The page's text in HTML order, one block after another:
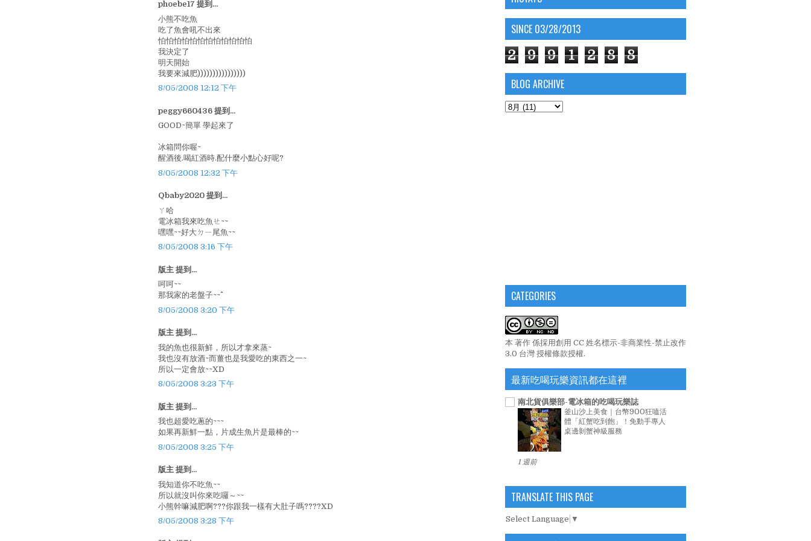
phoebe17 提到...
小熊不吃魚
吃了魚會吼不出來
怕怕怕怕怕怕怕怕怕怕怕怕
我決定了
明天開始
我要來減肥))))))))))))))))
8/05/2008 12:12 下午
peggy660436 提到...
GOOD~簡單 學起來了
冰箱問你喔~
醒酒後.喝紅酒時.配什麼小點心好呢?
8/05/2008 12:32 下午
Qbaby2020 提到...
ㄚ哈
電冰箱我來吃魚ㄝ~~
嘿嘿~~好大ㄉㄧ尾魚~~
8/05/2008 3:16 下午
版主 提到...
呵呵~~
那我家的老盤子~~^^
8/05/2008 3:20 下午
版主 提到...
我的魚也很新鮮，所以才拿來蒸~
我也沒有放酒~而薑也是我愛吃的東西之一~
所以一定會放~~XD
8/05/2008 3:23 下午
版主 提到...
我也超愛吃蔥的~~~
如果再新鮮一點，片成生魚片是最棒的~~
8/05/2008 3:25 下午
版主 提到...
我知道你不吃魚~~
所以就沒叫你來吃囉～~~
小熊幹嘛減肥啊???你跟我一樣有大肚子嗎????XD
8/05/2008 3:28 下午
SINCE 03/28/2013
2 9 9 1 2 8 8
BLOG ARCHIVE
CATEGORIES
本 著作 係採用創用 CC 姓名標示-非商業性-禁止改作
3.0 台灣 授權條款授權.
最新吃喝玩樂資訊都在這裡
南北貨俱樂部-電冰箱的吃喝玩樂誌
釜山沙上美食｜台幣900狂嗑活
體「紅蟹吃到飽」！免動手專人
桌邊剝蟹神級服務
1 週前
TRANSLATE THIS PAGE
Select Language ▼